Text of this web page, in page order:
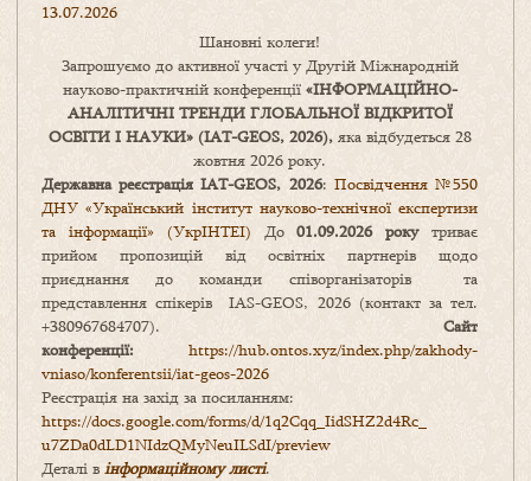
13.07.2026
Шановні колеги!
Запрошуємо до активної участі у Другій Міжнародній
науково-практичній конференції «ІНФОРМАЦІЙНО-
АНАЛІТИЧНІ ТРЕНДИ ГЛОБАЛЬНОЇ ВІДКРИТОЇ
ОСВІТИ І НАУКИ» (IAT-GEOS, 2026),яка відбудеться 28
жовтня 2026 року.
Державна реєстрація IAT-GEOS, 2026: Посвідчення №550
ДНУ «Український інститут науково-технічної експертизи
та інформації» (УкрІНТЕІ) До01.09.2026 рокутриває
прийом пропозицій від освітніх партнерів щодо
приєднання до команди співорганізаторів та
представлення спікерів IAS-GEOS, 2026 (контакт за тел.
+380967684707). Сайт
конференції: https://hub.ontos.xyz/index.php/zakhody-
vniaso/konferentsii/iat-geos-2026
Реєстрація на захід за посиланням:
https://docs.google.com/forms/d/1q2Cqq_IidSHZ2d4Rc_
u7ZDa0dLD1NIdzQMyNeuILSdI/preview
Деталі в інформаційному листі.